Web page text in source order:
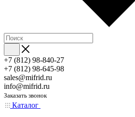
+7 (812) 98-840-27
+7 (812) 98-645-98
sales@mifrid.ru
info@mifrid.ru
Заказать звонок
Каталог